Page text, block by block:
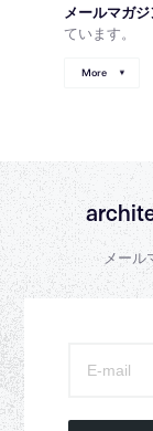
メールマガ
ています。
More
メール